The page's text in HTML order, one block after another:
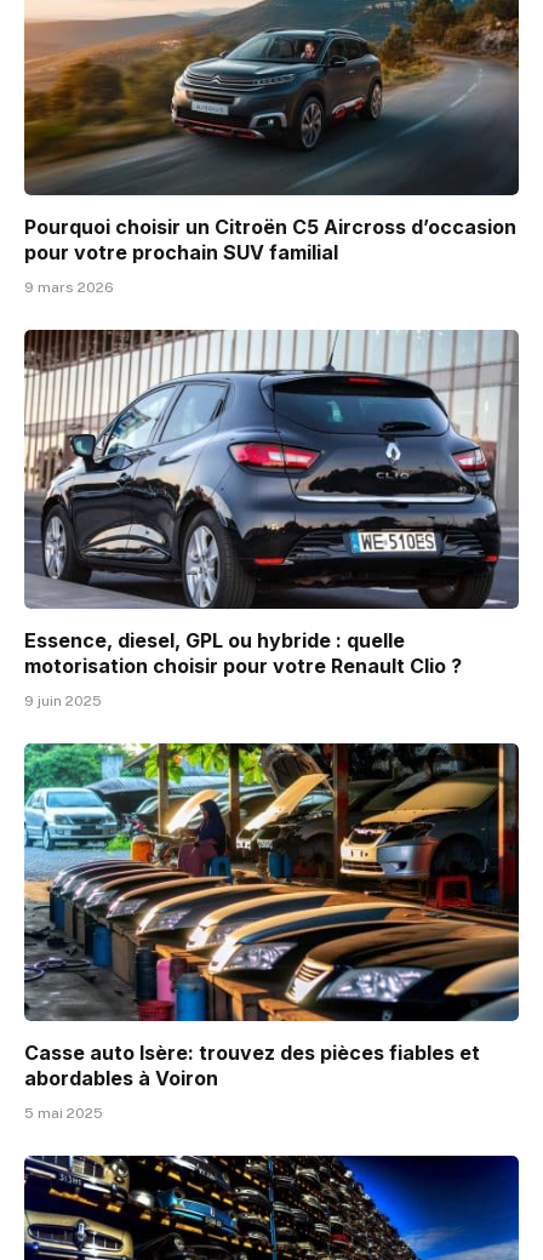
Pourquoi choisir un Citroën C5 Aircross d’occasion
pour votre prochain SUV familial
9 mars 2026
Essence, diesel, GPL ou hybride : quelle
motorisation choisir pour votre Renault Clio ?
9 juin 2025
Casse auto Isère: trouvez des pièces fiables et
abordables à Voiron
5 mai 2025